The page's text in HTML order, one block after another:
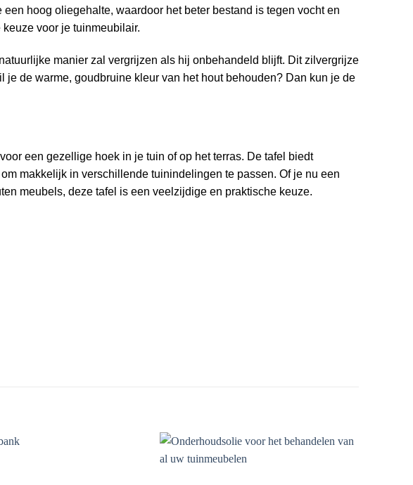
hoog oliegehalte, waardoor het beter bestand is tegen vocht en
voor je tuinmeubilair.
manier zal vergrijzen als hij onbehandeld blijft. Dit zilvergrijze
de warme, goudbruine kleur van het hout behouden? Dan kun je de
een gezellige hoek in je tuin of op het terras. De tafel biedt
makkelijk in verschillende tuinindelingen te passen. Of je nu een
meubels, deze tafel is een veelzijdige en praktische keuze.